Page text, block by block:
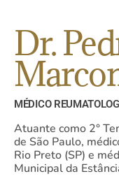
Dr.
MÉDICO
Atuante como 2°
de São Paulo,
Rio Preto (SP) e
Municipal da